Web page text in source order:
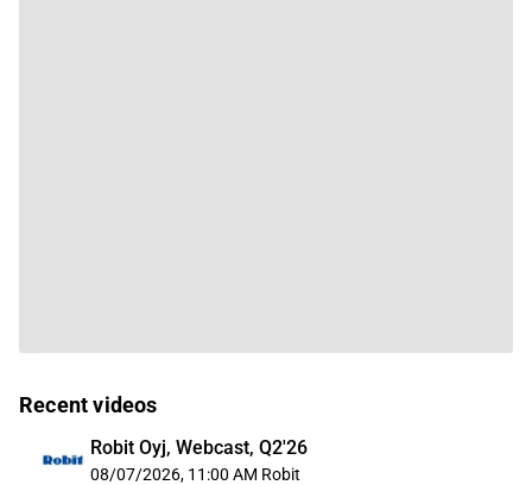
Recent videos
Robit Oyj, Webcast, Q2'26
08/07/2026, 11:00 AM Robit